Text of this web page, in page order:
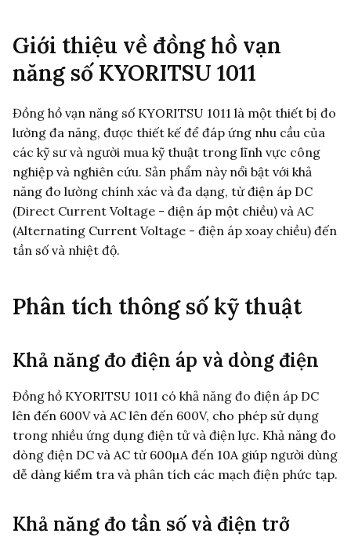
Giới thiệu về đồng hồ vạn
năng số KYORITSU 1011
Đồng hồ vạn năng số KYORITSU 1011 là một thiết bị đo
lường đa năng, được thiết kế để đáp ứng nhu cầu của
các kỹ sư và người mua kỹ thuật trong lĩnh vực công
nghiệp và nghiên cứu. Sản phẩm này nổi bật với khả
năng đo lường chính xác và đa dạng, từ điện áp DC
(Direct Current Voltage - điện áp một chiều) và AC
(Alternating Current Voltage - điện áp xoay chiều) đến
tần số và nhiệt độ.
Phân tích thông số kỹ thuật
Khả năng đo điện áp và dòng điện
Đồng hồ KYORITSU 1011 có khả năng đo điện áp DC
lên đến 600V và AC lên đến 600V, cho phép sử dụng
trong nhiều ứng dụng điện tử và điện lực. Khả năng đo
dòng điện DC và AC từ 600µA đến 10A giúp người dùng
dễ dàng kiểm tra và phân tích các mạch điện phức tạp.
Khả năng đo tần số và điện trở